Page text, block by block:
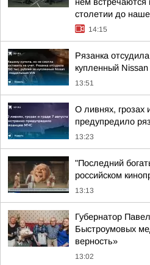
столетии до
14:15
Рязанка
купленный
13:51
О ливнях, грозах
предупредило
13:23
"Последний
российском
13:13
Губернатор
Быстроумовых
верность»
13:02